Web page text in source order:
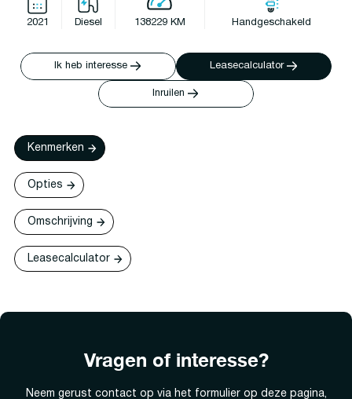
2021 Diesel 138229 KM Handgeschakeld
Ik heb interesse Leasecalculator
Inruilen
Kenmerken
Opties
Omschrijving
Leasecalculator
Vragen of interesse?
Neem gerust contact op via het formulier op deze pagina,